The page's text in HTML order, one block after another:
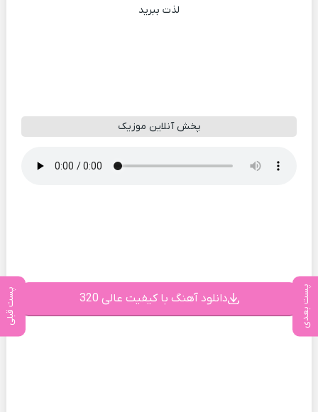
پست بعدی پست قبلی
لذت ببرید
پخش آنلاین موزیک
دانلود آهنگ با کیفیت عالی 320